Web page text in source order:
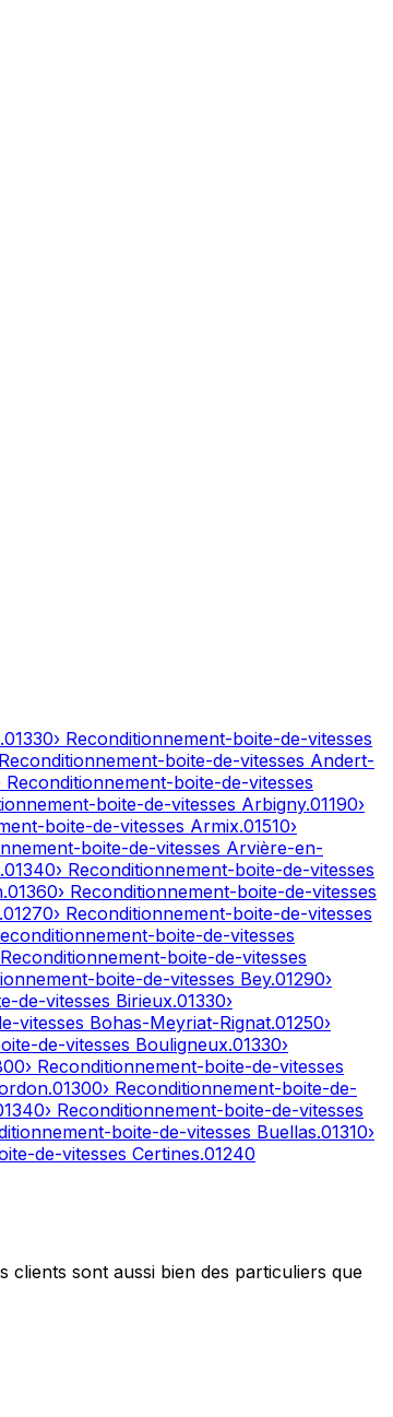
.01330› Reconditionnement-boite-de-vitesses
boite-de-vitesses Andert-
Reconditionnement-boite-de-vitesses
boite-de-vitesses Arbigny.01190›
boite-de-vitesses Armix.01510›
boite-de-vitesses Arvière-en-
.01340› Reconditionnement-boite-de-vitesses
.01360› Reconditionnement-boite-de-vitesses
.01270› Reconditionnement-boite-de-vitesses
boite-de-vitesses
Reconditionnement-boite-de-vitesses
boite-de-vitesses Bey.01290›
de-vitesses Birieux.01330›
vitesses Bohas-Meyriat-Rignat.01250›
de-vitesses Bouligneux.01330›
› Reconditionnement-boite-de-vitesses
.01300› Reconditionnement-boite-de-
› Reconditionnement-boite-de-vitesses
boite-de-vitesses Buellas.01310›
de-vitesses Certines.01240
sont aussi bien des particuliers que